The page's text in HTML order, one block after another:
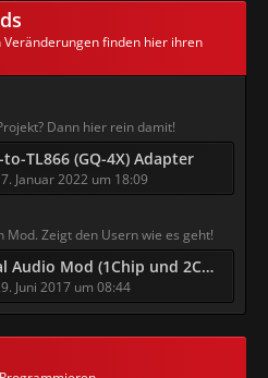
ihr so? c(´~`'
eine Chatbox gibt. Btw. das
Übersetzung
Game.
11:01
hat Potential, aber leider
finden hier ihren
Dann hier rein damit!
to-TL866 (GQ-4X) Adapter
Januar 2022 um 18:09
Mod. Zeigt den Usern wie es geht!
Audio Mod (1Chip und 2Chip)
Juni 2017 um 08:44